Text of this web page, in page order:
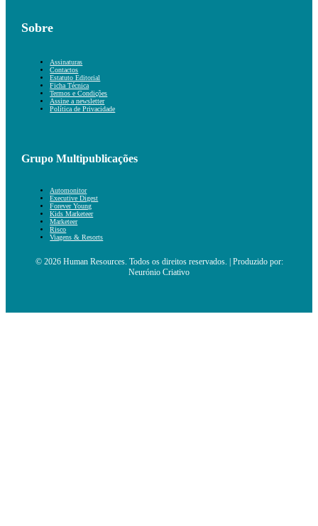
Sobre
Assinaturas
Contactos
Estatuto Editorial
Ficha Técnica
Termos e Condições
Assine a newsletter
Política de Privacidade
Grupo Multipublicações
Automonitor
Executive Digest
Forever Young
Kids Marketeer
Marketeer
Risco
Viagens & Resorts
© 2026 Human Resources. Todos os direitos reservados. | Produzido por:
Neurónio Criativo